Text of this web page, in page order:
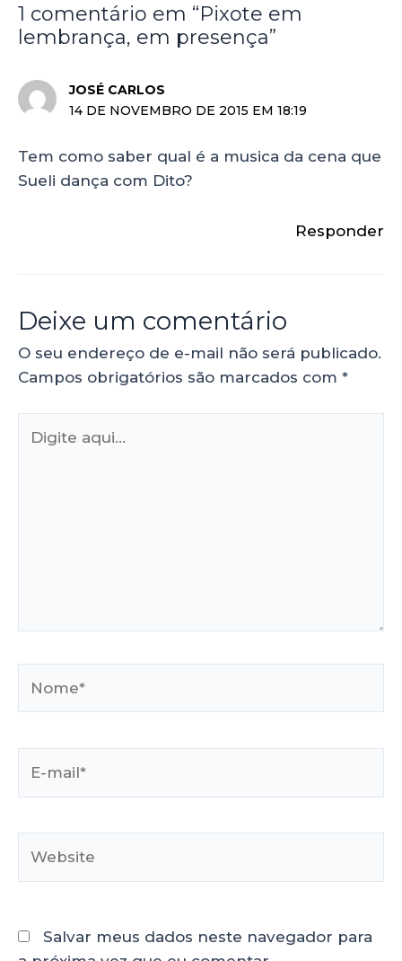
1 comentário em “Pixote em
lembrança, em presença”
JOSÉ CARLOS
14 DE NOVEMBRO DE 2015 EM 18:19
Tem como saber qual é a musica da cena que
Sueli dança com Dito?
Responder
Deixe um comentário
O seu endereço de e-mail não será publicado.
Campos obrigatórios são marcados com *
Salvar meus dados neste navegador para